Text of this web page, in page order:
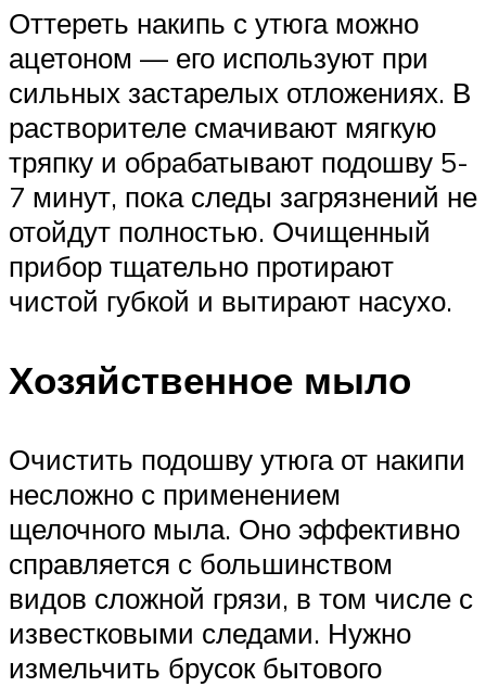
Оттереть накипь с утюга можно
ацетоном — его используют при
сильных застарелых отложениях. В
растворителе смачивают мягкую
тряпку и обрабатывают подошву 5-
7 минут, пока следы загрязнений не
отойдут полностью. Очищенный
прибор тщательно протирают
чистой губкой и вытирают насухо.
Хозяйственное мыло
Очистить подошву утюга от накипи
несложно с применением
щелочного мыла. Оно эффективно
справляется с большинством
видов сложной грязи, в том числе с
известковыми следами. Нужно
измельчить брусок бытового